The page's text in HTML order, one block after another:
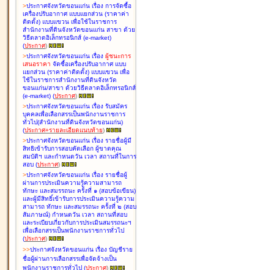
>ประกาศจังหวัดขอนแก่น เรื่อง การจัดซื้อ
เครื่องปรับอากาศ แบบแยกส่วน (ราคาค่า
ติดตั้ง) แบบแขวน เพื่อใช้ในราชการ
สำนักงานที่ดินจังหวัดขอนแก่น สาขา ด้วย
วิธีตลาดอิเล็กทรอนิกส์ (e-market)
(ประกาศ)
>ประกาศจังหวัดขอนแก่น เรื่อง ผู้ชนะการ
เสนอราคา จัดซื้อเครื่องปรับอากาศ แบบ
แยกส่วน (ราคาค่าติดตั้ง) แบบแขวน เพื่อ
ใช้ในราชการสำนักงานที่ดินจังหวัด
ขอนแก่น/สาขา ด้วยวิธีตลาดอิเล็กทรอนิกส์
(e-market) (ประกาศ)
>ประกาศจังหวัดขอนแก่น เรื่อง รับสมัคร
บุคคลเพื่อเลือกสรรเป็นพนักงานราชการ
ทั่วไป(สำนักงานที่ดินจังหวัดขอนแก่น)
(ประกาศ+รายละเอียดแนบท้าย)
>ประกาศจังหวัดขอนแก่น เรื่อง รายชื่อผู้มี
สิทธิเข้ารับการสอบคัดเลือก ผู้ขาดคุณ
สมบัติฯ และกำหนดวัน เวลา สถานที่ในการ
สอบ (ประกาศ)
>ประกาศจังหวัดขอนแก่น เรื่อง รายชื่อผู้
ผ่านการประเมินความรู้ความสามารถ
ทักษะ และสมรรถนะ ครั้งที่ ๑ (สอบข้อเขียน)
และผู้มีสิทธิ์เข้ารับการประเมินความรู้ความ
สามารถ ทักษะ และสมรรถนะ ครั้งที่ ๒ (สอบ
สัมภาษณ์) กำหนดวัน เวลา สถานที่สอบ
และระเบียบเกี่ยวกับการประเมินสมรรถนะฯ
เพื่อเลือกสรรเป็นพนักงานราชการทั่วไป
(ประกาศ)
>>ประกาศจังหวัดขอนแก่น เรื่อง บัญชีราย
ชื่อผู้ผ่านการเลือกสรรเพื่อจัดจ้างเป็น
พนักงานราชการทั่วไป (ประกาศ)